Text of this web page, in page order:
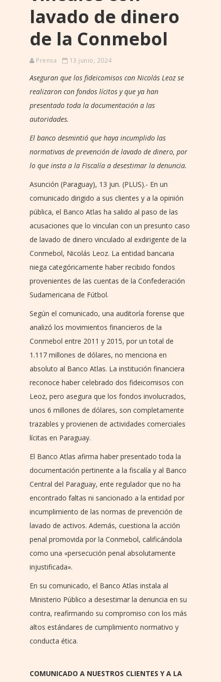
lavado de dinero
de la Conmebol
Prensa 13 junio, 2024
Aseguran que los fideicomisos con Nicolás Leoz se
realizaron con fondos lícitos y que ya han
presentado toda la documentación a las
autoridades.
El banco desmintió que haya incumplido las
normativas de prevención de lavado de dinero, por
lo que insta a la Fiscalía a desestimar la denuncia.
Asunción (Paraguay), 13 jun. (PLUS).- En un
comunicado dirigido a sus clientes y a la opinión
pública, el Banco Atlas ha salido al paso de las
acusaciones que lo vinculan con un presunto caso
de lavado de dinero vinculado al exdirigente de la
Conmebol, Nicolás Leoz. La entidad bancaria
niega categóricamente haber recibido fondos
provenientes de las cuentas de la Confederación
Sudamericana de Fútbol.
Según el comunicado, una auditoría forense que
analizó los movimientos financieros de la
Conmebol entre 2011 y 2015, por un total de
1.117 millones de dólares, no menciona en
absoluto al Banco Atlas. La institución financiera
reconoce haber celebrado dos fideicomisos con
Leoz, pero asegura que los fondos involucrados,
unos 6 millones de dólares, son completamente
trazables y provienen de actividades comerciales
lícitas en Paraguay.
El Banco Atlas afirma haber presentado toda la
documentación pertinente a la fiscalía y al Banco
Central del Paraguay, ente regulador que no ha
encontrado faltas ni sancionado a la entidad por
incumplimiento de las normas de prevención de
lavado de activos. Además, cuestiona la acción
penal promovida por la Conmebol, calificándola
como una «persecución penal absolutamente
injustificada».
En su comunicado, el Banco Atlas instala al
Ministerio Público a desestimar la denuncia en su
contra, reafirmando su compromiso con los más
altos estándares de cumplimiento normativo y
conducta ética.
COMUNICADO A NUESTROS CLIENTES Y A LA